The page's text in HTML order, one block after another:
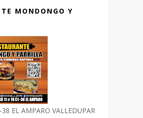
MONDONGO Y
EL AMPARO VALLEDUPAR